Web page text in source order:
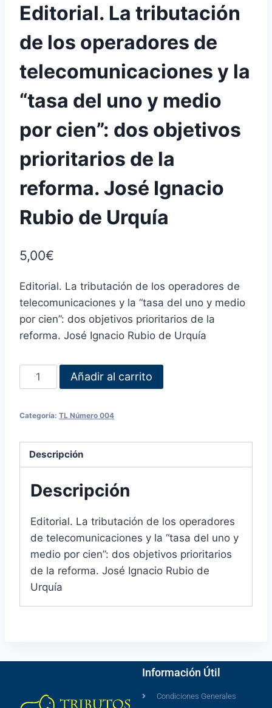
Editorial. La tributación
de los operadores de
telecomunicaciones y la
“tasa del uno y medio
por cien”: dos objetivos
prioritarios de la
reforma. José Ignacio
Rubio de Urquía
5,00€
Editorial. La tributación de los operadores de
telecomunicaciones y la “tasa del uno y medio
por cien”: dos objetivos prioritarios de la
reforma. José Ignacio Rubio de Urquía
Añadir al carrito
Categoría: TL Número 004
Descripción
Descripción
Editorial. La tributación de los operadores
de telecomunicaciones y la “tasa del uno y
medio por cien”: dos objetivos prioritarios
de la reforma. José Ignacio Rubio de
Urquía
Información Útil
Condiciones Generales